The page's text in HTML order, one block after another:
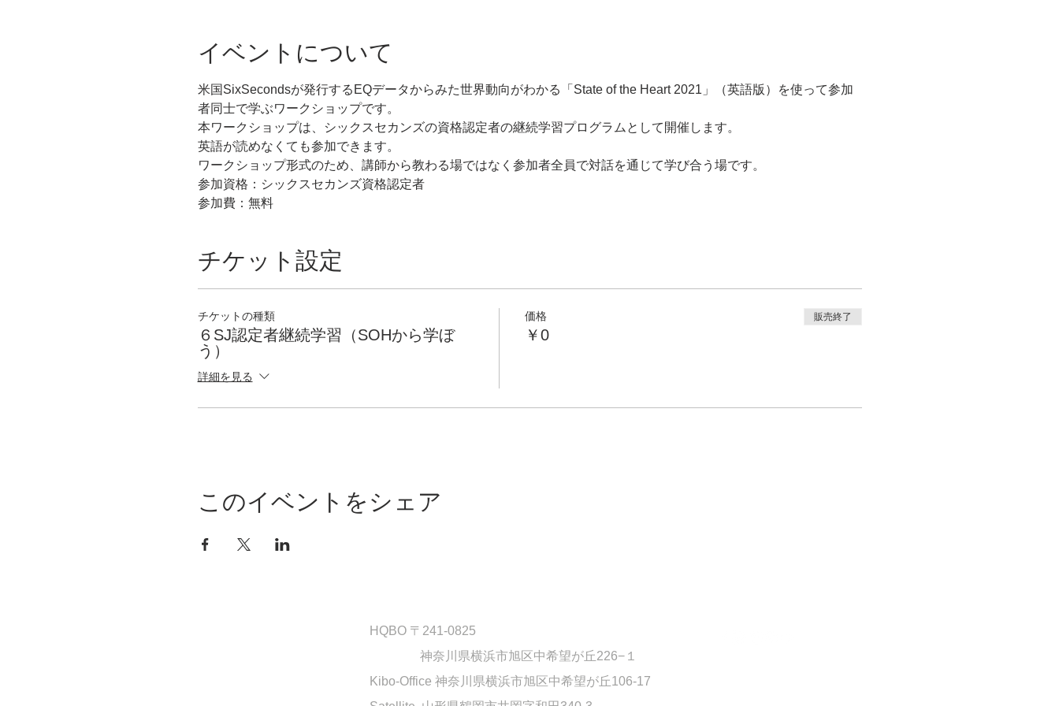
イベントについて
米国SixSecondsが発行するEQデータからみた世界動向がわかる「State of the Heart 2021」（英語版）を使って参加
者同士で学ぶワークショップです。
本ワークショップは、シックスセカンズの資格認定者の継続学習プログラムとして開催します。
英語が読めなくても参加できます。
ワークショップ形式のため、講師から教わる場ではなく参加者全員で対話を通じて学び合う場です。
参加資格：シックスセカンズ資格認定者
参加費：無料
チケット設定
チケットの種類
６SJ認定者継続学習（SOHから学ぼ
う）
詳細を見る
価格
￥0
販売終了
このイベントをシェア
HQBO 〒241-0825
神奈川県横浜市旭区中希望が丘226−１
Kibo-Office 神奈川県横浜市旭区中希望が丘106-17